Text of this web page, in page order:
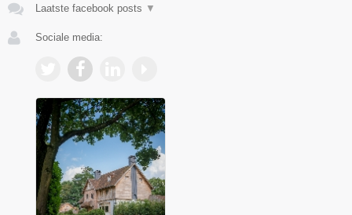
Laatste facebook posts ▼
Sociale media: